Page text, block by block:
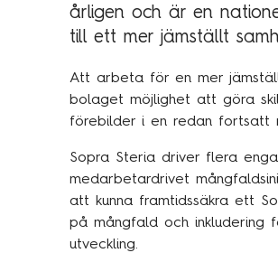
årligen och är en
till ett mer jämställt
Att arbeta för en mer
bolaget möjlighet att göra
förebilder i en redan fortsatt
Sopra Steria driver flera
medarbetardrivet
att kunna framtidssäkra ett
på mångfald och inkludering
utveckling.